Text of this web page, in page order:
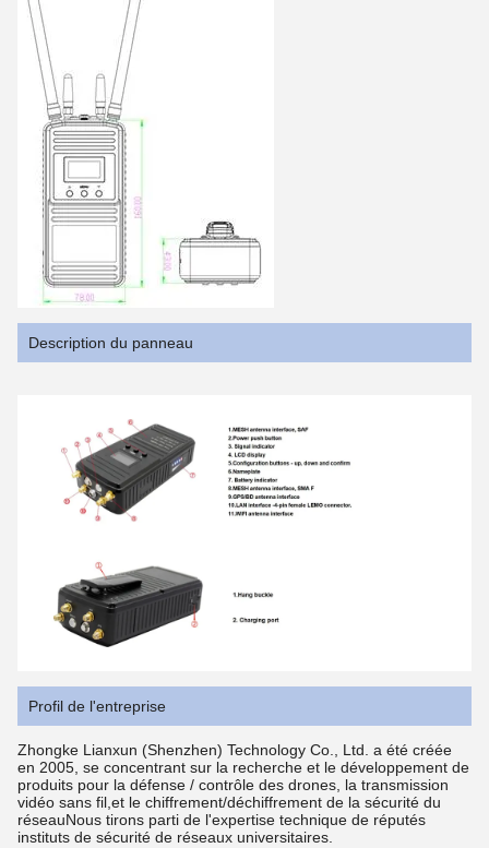
Description du panneau
Profil de l'entreprise
Zhongke Lianxun (Shenzhen) Technology Co., Ltd. a été créée
en 2005, se concentrant sur la recherche et le développement de
produits pour la défense / contrôle des drones, la transmission
vidéo sans fil,et le chiffrement/déchiffrement de la sécurité du
réseauNous tirons parti de l'expertise technique de réputés
instituts de sécurité de réseaux universitaires.